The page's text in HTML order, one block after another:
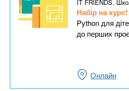
IT FRIENDS.
Набір на курс!
Python для
до перших
Онлайн